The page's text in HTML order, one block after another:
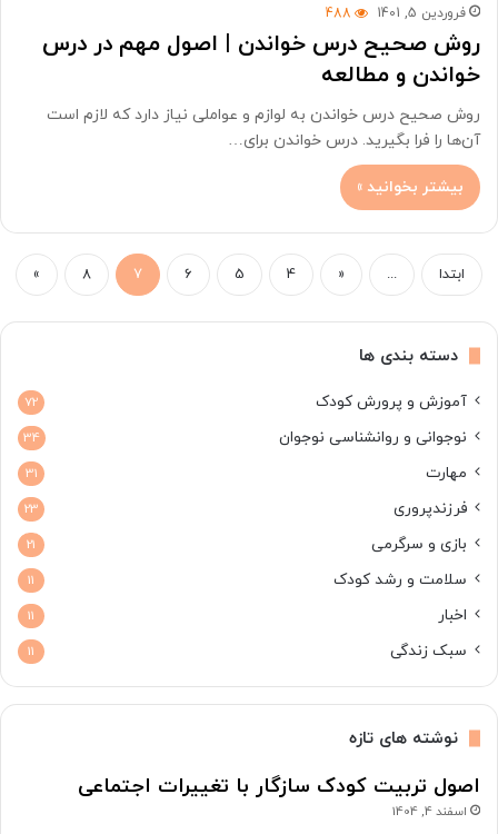
فروردین 5, 1401 488
روش صحیح درس خواندن | اصول مهم در درس
خواندن و مطالعه
روش صحیح درس خواندن به لوازم و عواملی نیاز دارد که لازم است
آن‌ها را فرا بگیرید. درس خواندن برای…
بیشتر بخوانید »
ابتدا ...
«
4
5
6
7
8
»
دسته بندی ها
آموزش و پرورش کودک 72
نوجوانی و روانشناسی نوجوان 34
مهارت 31
فرزندپروری 23
بازی و سرگرمی 21
سلامت و رشد کودک 11
اخبار 11
سبک زندگی 11
نوشته های تازه
اصول تربیت کودک سازگار با تغییرات اجتماعی
اسفند 4, 1404